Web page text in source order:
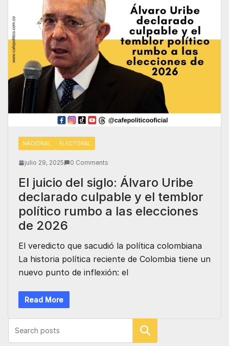
NACIONAL ELECTORAL
julio 29, 2025 0 Comments
El juicio del siglo: Álvaro Uribe
declarado culpable y el temblor
político rumbo a las elecciones
de 2026
El veredicto que sacudió la política colombiana
La historia política reciente de Colombia tiene un
nuevo punto de inflexión: el
Read More
Buscar